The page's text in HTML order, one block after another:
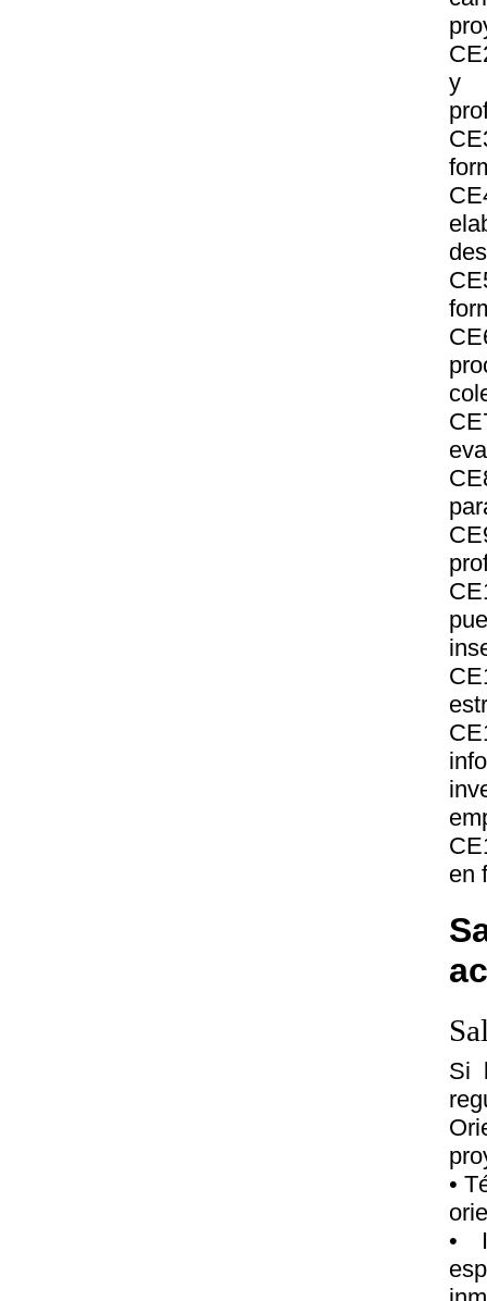
y
en
Si
•
•